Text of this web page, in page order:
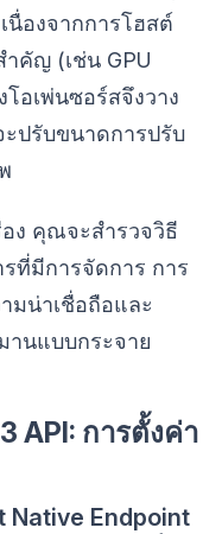
นื่องจากการโฮสต์
คัญ (เช่น GPU
อเพ่นซอร์สจึงวาง
ปรับขนาดการปรับ
อง คุณจะสำรวจวิธี
รที่มีการจัดการ การ
มน่าเชื่อถือและ
านแบบกระจาย
API: การตั้งค่า
Native Endpoint